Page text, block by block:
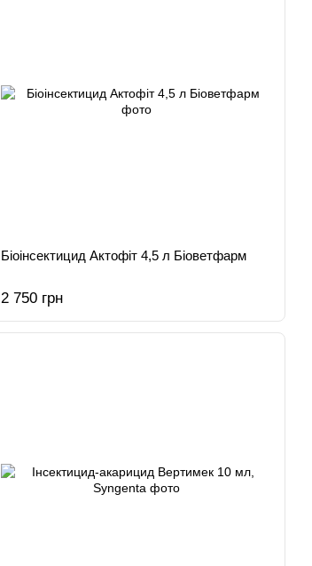
Біоінсектицид Актофіт 4,5 л Біоветфарм
2 750 грн